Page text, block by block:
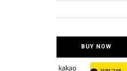
BUY NOW